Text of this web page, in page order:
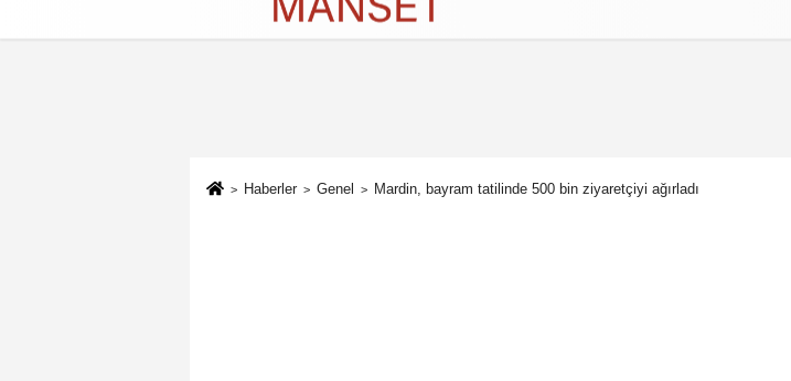
İletişim Çerez Politikası
Haberler Genel Mardin, bayram tatilinde 500 bin ziyaretçiyi ağırladı